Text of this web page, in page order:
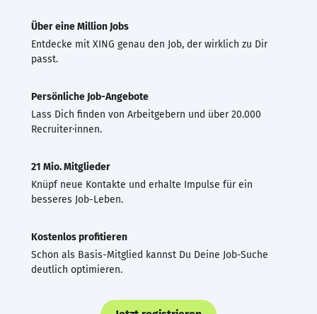
Über eine Million Jobs
Entdecke mit XING genau den Job, der wirklich zu Dir
passt.
Persönliche Job-Angebote
Lass Dich finden von Arbeitgebern und über 20.000
Recruiter·innen.
21 Mio. Mitglieder
Knüpf neue Kontakte und erhalte Impulse für ein
besseres Job-Leben.
Kostenlos profitieren
Schon als Basis-Mitglied kannst Du Deine Job-Suche
deutlich optimieren.